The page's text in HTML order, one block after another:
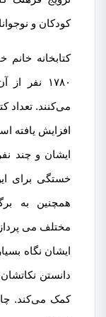
کودکان و
۱۷۸۰ نفر
افزایش یافته
ایشان و چند
خستگی برای
همچنین به
مختلف می
ایشان نگاه
دانستن
کمک می‌کند.